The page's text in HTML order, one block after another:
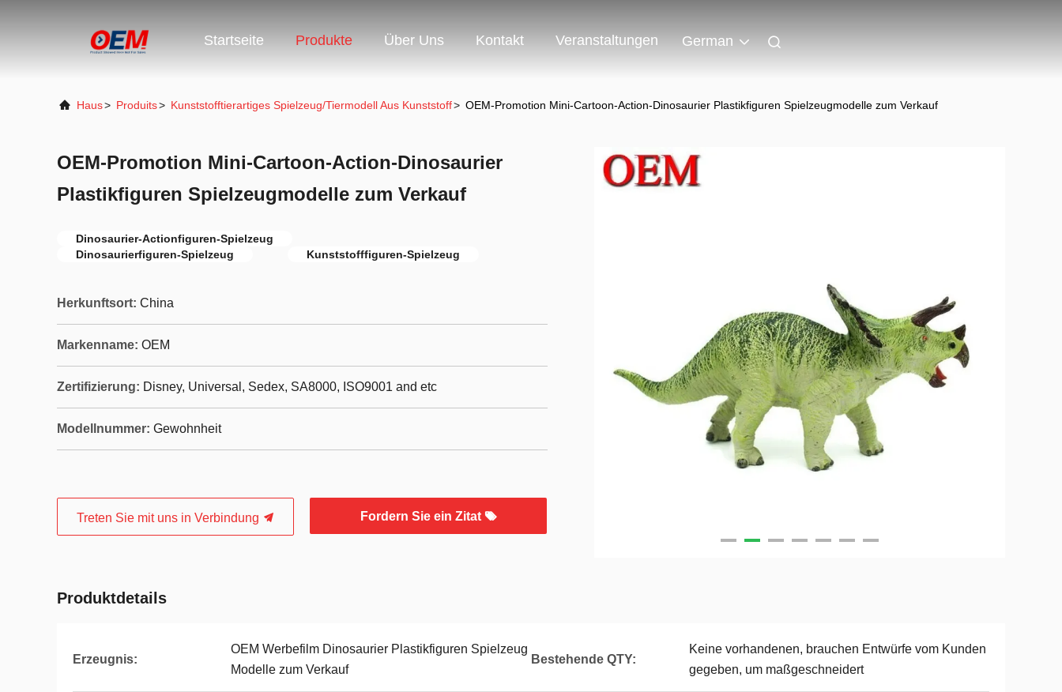
Startseite Produkte Über Uns Kontakt Veranstaltungen German
Haus> Produits> Kunststofftierartiges Spielzeug/Tiermodell Aus Kunststoff> OEM-Promotion Mini-Cartoon-Action-Dinosaurier Plastikfiguren Spielzeugmodelle zum Verkauf
OEM-Promotion Mini-Cartoon-Action-Dinosaurier
Plastikfiguren Spielzeugmodelle zum Verkauf
Dinosaurier-Actionfiguren-Spielzeug
Dinosaurierfiguren-Spielzeug
Kunststofffiguren-Spielzeug
Herkunftsort: China
Markenname: OEM
Zertifizierung: Disney, Universal, Sedex, SA8000, ISO9001 and etc
Modellnummer: Gewohnheit
Treten Sie mit uns in Verbindung Fordern Sie ein Zitat
Produktdetails
Erzeugnis:
OEM Werbefilm Dinosaurier Plastikfiguren Spielzeug
Modelle zum Verkauf
Bestehende QTY:
Keine vorhandenen, brauchen Entwürfe vom Kunden
gegeben, um maßgeschneidert